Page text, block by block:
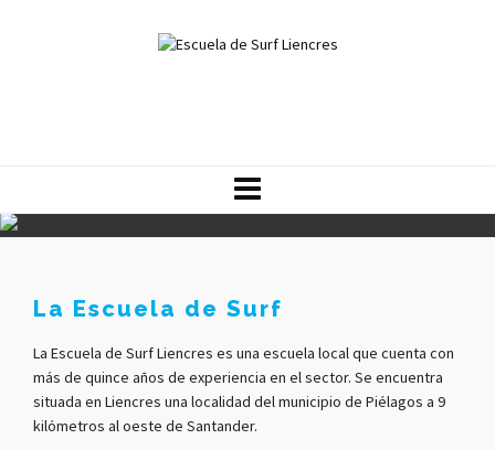
La Escuela de Surf
La Escuela de Surf Liencres es una escuela local que cuenta con
más de quince años de experiencia en el sector. Se encuentra
situada en Liencres una localidad del municipio de Piélagos a 9
kilómetros al oeste de Santander.